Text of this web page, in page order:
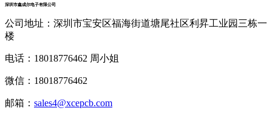
深圳市鑫成尔电子有限公司
公司地址：深圳市宝安区福海街道塘尾社区利昇工业园三栋一
楼
电话：18018776462 周小姐
微信：18018776462
邮箱： sales4@xcepcb.com